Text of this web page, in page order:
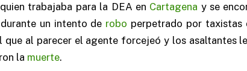
trabajaba para la DEA en Cartagena y se
un intento de robo perpetrado por taxistas
que al parecer el agente forcejeó y los asaltantes
la muerte.